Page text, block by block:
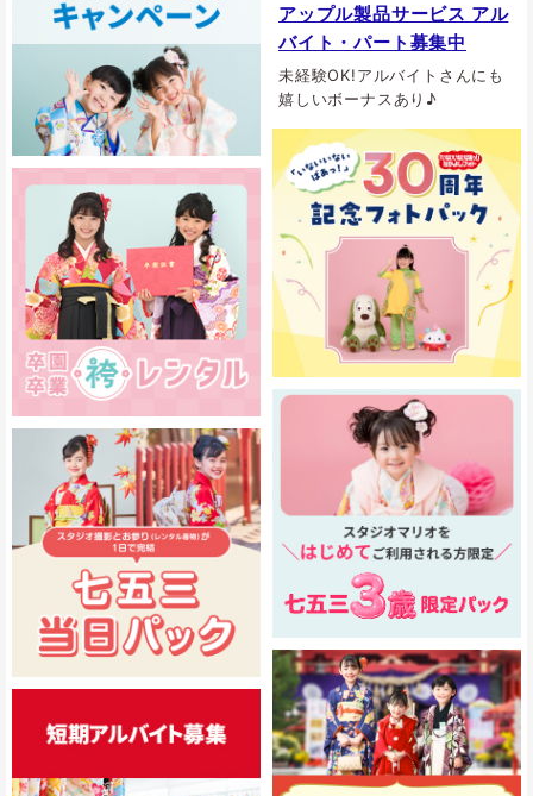
アップル製品サービス アル
バイト・パート募集中
未経験OK!アルバイトさんにも
嬉しいボーナスあり♪